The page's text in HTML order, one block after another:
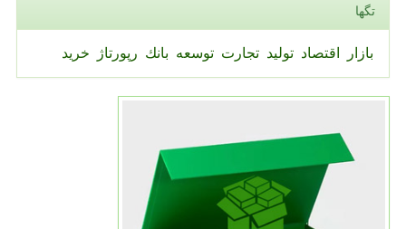
تگها
بازار اقتصاد تولید تجارت توسعه بانك رپورتاژ خرید